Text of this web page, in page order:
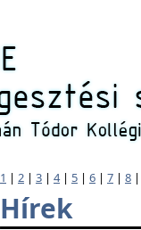
1 | 2 | 3 | 4| 5 | 6 | 7 | 8
Hírek